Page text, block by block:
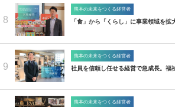
8
熊本の未来をつくる経営者
「食」から「くらし」に事業領域を
9
熊本の未来をつくる経営者
社員を信頼し任せる経営で急成長。福
熊本の未来をつくる経営者